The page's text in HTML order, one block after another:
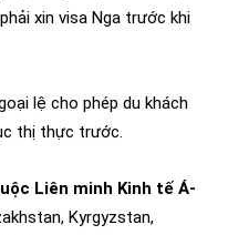
xin visa Nga trước khi
lệ cho phép du khách
thị thực trước.
Liên minh Kinh tế Á-
Kyrgyzstan,